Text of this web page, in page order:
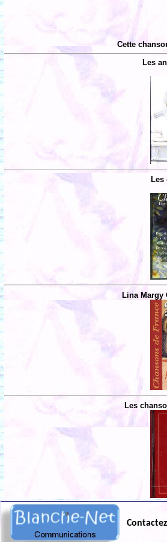
Cette
Les
Les
Lina Margy
Les